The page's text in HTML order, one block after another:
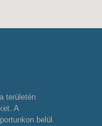
területén
A
belül